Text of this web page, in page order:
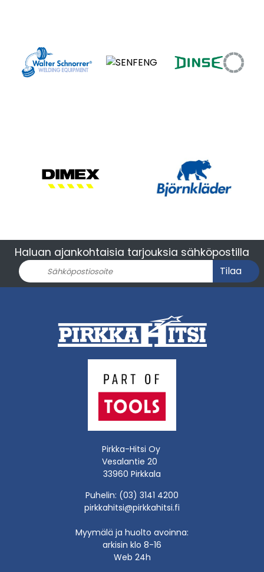
Haluan ajankohtaisia tarjouksia sähköpostilla
Tilaa
Pirkka-Hitsi Oy
Vesalantie 20
33960 Pirkkala
Puhelin: (03) 3141 4200
pirkkahitsi@pirkkahitsi.fi
Myymälä ja huolto avoinna:
arkisin klo 8-16
Web 24h